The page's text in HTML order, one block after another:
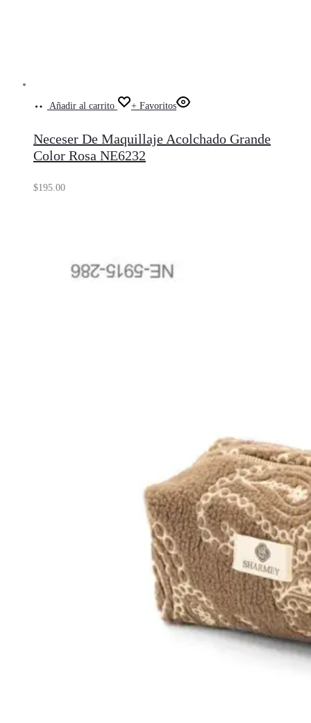
Añadir al carrito + Favoritos
Neceser De Maquillaje Acolchado Grande
Color Rosa NE6232
$195.00